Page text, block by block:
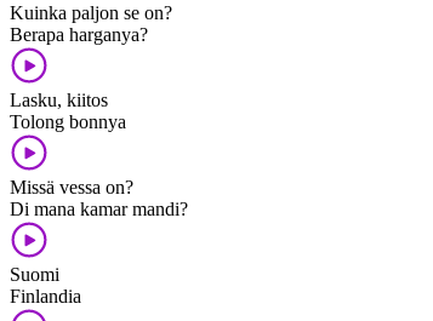
Kuinka paljon se on?
Berapa harganya?
Lasku, kiitos
Tolong bonnya
Missä vessa on?
Di mana kamar mandi?
Suomi
Finlandia